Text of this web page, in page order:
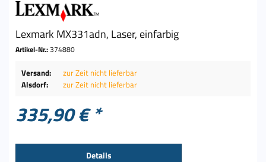
Lexmark MX331adn, Laser, einfarbig
Artikel-Nr.:374880
Versand:
zur Zeit nicht lieferbar
Alsdorf:
zur Zeit nicht lieferbar
335,90 € *
Details